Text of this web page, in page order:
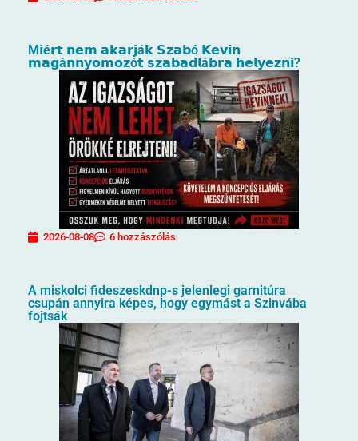
M𝗶é𝗿𝘁 𝗻𝗲𝗺 𝗮𝗸𝗮𝗿𝗷á𝗸 𝗦𝘇𝗮𝗯ó 𝗞𝗲𝘃𝗶𝗻
𝗺𝗮𝗴á𝗻𝗻𝘆𝗼𝗺𝗼𝘇ó𝘁 𝘀𝘇𝗮𝗯𝗮𝗱𝗹á𝗯𝗿𝗮 𝗵𝗲𝗹𝘆𝗲𝘇𝗻𝗶?
2026-08-08 6 hozzászólás
A miskolci fideszeskdnp-s jelenlegi garnitúra
csupán annyira képes, hogy egymást a Szinvába
fojtsák